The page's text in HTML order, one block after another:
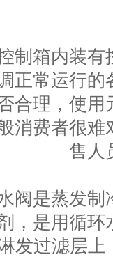
制箱内装
正常运行
合理，使用
消费者很难
售人
阀是蒸发制
，是用循环
发过滤层上